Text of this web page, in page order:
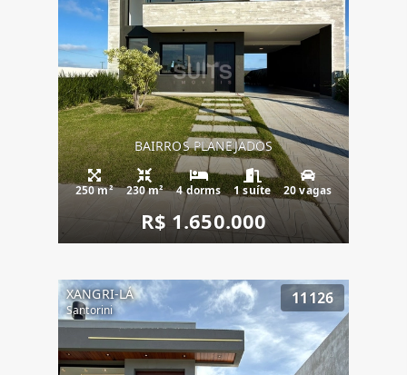
BAIRROS PLANEJADOS
250 m² 230 m² 4 dorms 1 suíte 20 vagas
R$ 1.650.000
XANGRI-LÁ
Santorini
11126